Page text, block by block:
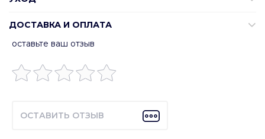
ДОСТАВКА И ОПЛАТА
оставьте ваш отзыв
ОСТАВИТЬ ОТЗЫВ